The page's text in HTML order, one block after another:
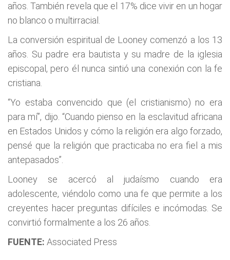
años. También revela que el 17% dice vivir en un hogar
no blanco o multirracial.
La conversión espiritual de Looney comenzó a los 13
años. Su padre era bautista y su madre de la iglesia
episcopal, pero él nunca sintió una conexión con la fe
cristiana.
“Yo estaba convencido que (el cristianismo) no era
para mí”, dijo. “Cuando pienso en la esclavitud africana
en Estados Unidos y cómo la religión era algo forzado,
pensé que la religión que practicaba no era fiel a mis
antepasados”.
Looney se acercó al judaísmo cuando era
adolescente, viéndolo como una fe que permite a los
creyentes hacer preguntas difíciles e incómodas. Se
convirtió formalmente a los 26 años.
FUENTE: Associated Press